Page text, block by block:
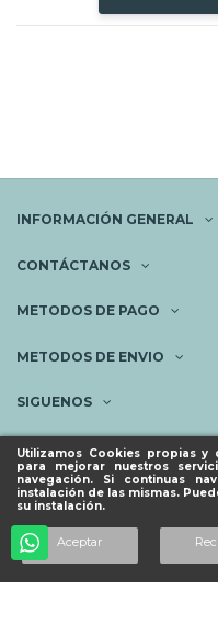
Utilizamos Cookies propias
para mejorar nuestros
navegación. Si continuas
instalación de las mismas.
su instalación.
Aceptar
INFORMACIÓN GENERAL
CONTÁCTANOS
METODOS DE PAGO
METODOS DE ENVIO
SIGUENOS
NEWSLETTER